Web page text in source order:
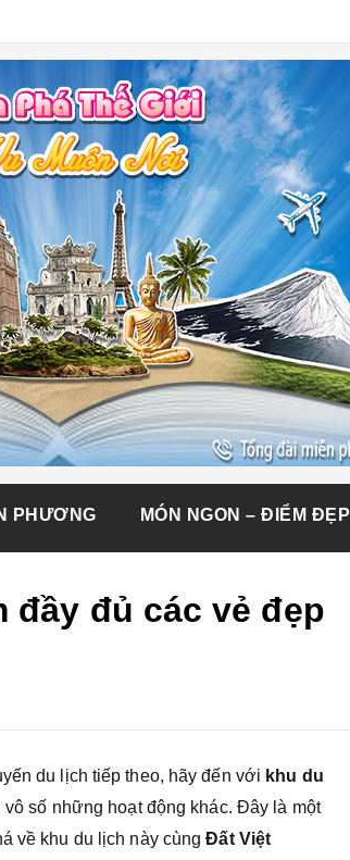
PHƯƠNG MÓN NGON – ĐIỂM ĐẸP
đầy đủ các vẻ đẹp
du lịch tiếp theo, hãy đến với khu du
số những hoạt động khác. Đây là một
về khu du lịch này cùngĐất Việt